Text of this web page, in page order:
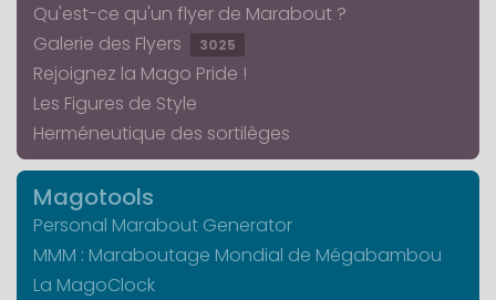
Qu'est-ce qu'un flyer de Marabout ?
Galerie des Flyers
3025
Rejoignez la Mago Pride !
Les Figures de Style
Herméneutique des sortilèges
Magotools
Personal Marabout Generator
MMM : Maraboutage Mondial de Mégabambou
La MagoClock